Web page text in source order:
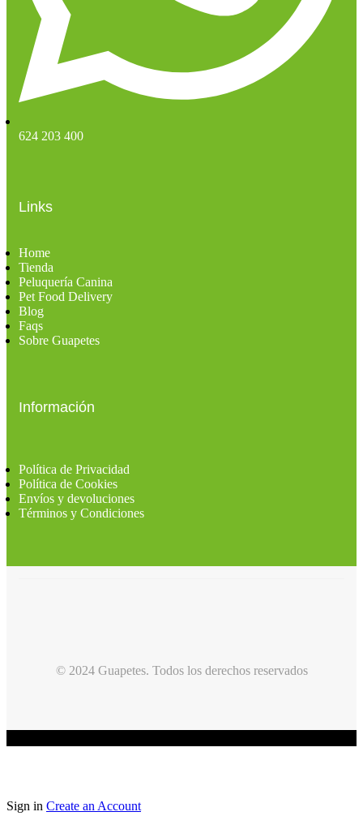
624 203 400
Links
Home
Tienda
Peluquería Canina
Pet Food Delivery
Blog
Faqs
Sobre Guapetes
Información
Política de Privacidad
Política de Cookies
Envíos y devoluciones
Términos y Condiciones
© 2024 Guapetes. Todos los derechos reservados
Sign in Create an Account